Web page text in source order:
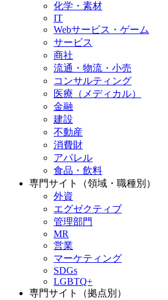
化学・素材
IT
Webサービス・ゲーム
サービス
商社
流通・物流・小売
コンサルティング
医療（メディカル）
金融
建設
不動産
消費財
アパレル
食品・飲料
専門サイト（領域・職種別）
外資
エグゼクティブ
管理部門
MR
営業
マーケティング
SDGs
LGBTQ+
専門サイト（拠点別）